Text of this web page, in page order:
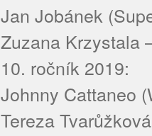
Jan Jobánek
Zuzana Krzystala
10. ročník 2019:
Johnny Cattaneo
Tereza